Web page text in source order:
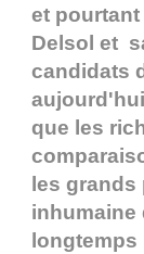
et
Delsol et
candidats
que les
les
inhumaine